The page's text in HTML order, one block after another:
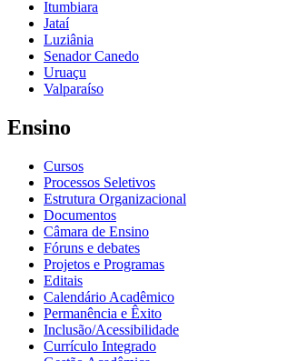
Itumbiara
Jataí
Luziânia
Senador Canedo
Uruaçu
Valparaíso
Ensino
Cursos
Processos Seletivos
Estrutura Organizacional
Documentos
Câmara de Ensino
Fóruns e debates
Projetos e Programas
Editais
Calendário Acadêmico
Permanência e Êxito
Inclusão/Acessibilidade
Currículo Integrado